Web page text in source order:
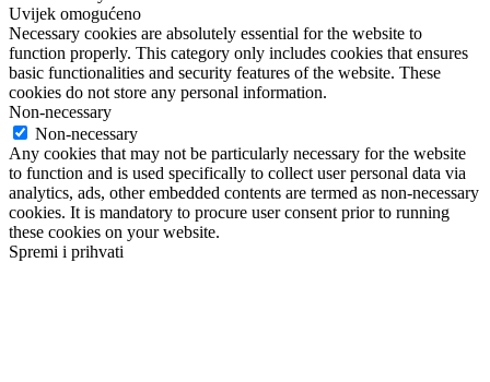
Uvijek omogućeno
Necessary cookies are absolutely essential for the website to
function properly. This category only includes cookies that ensures
basic functionalities and security features of the website. These
cookies do not store any personal information.
Non-necessary
Non-necessary
Any cookies that may not be particularly necessary for the website
to function and is used specifically to collect user personal data via
analytics, ads, other embedded contents are termed as non-necessary
cookies. It is mandatory to procure user consent prior to running
these cookies on your website.
Spremi i prihvati